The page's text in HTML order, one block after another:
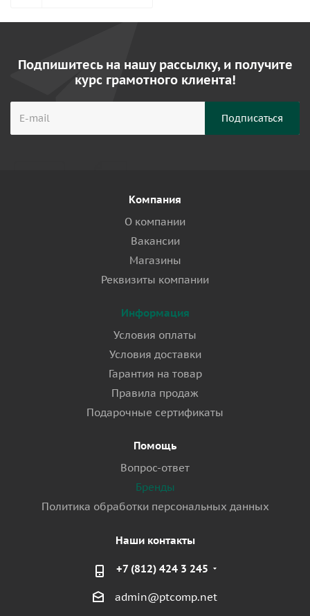
Подпишитесь на нашу рассылку, и получите
курс грамотного клиента!
Компания
О компании
Вакансии
Магазины
Реквизиты компании
Информация
Условия оплаты
Условия доставки
Гарантия на товар
Правила продаж
Подарочные сертификаты
Помощь
Вопрос-ответ
Бренды
Политика обработки персональных данных
Наши контакты
+7 (812) 424 3 245
admin@ptcomp.net